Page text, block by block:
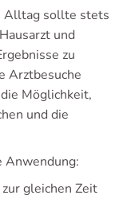
Alltag sollte stets
und
zu
Arztbesuche
Möglichkeit,
und die
Anwendung:
gleichen Zeit